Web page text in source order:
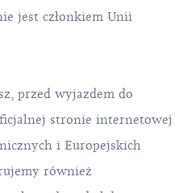
jest członkiem Unii
przed wyjazdem do
stronie internetowej
i Europejskich
również